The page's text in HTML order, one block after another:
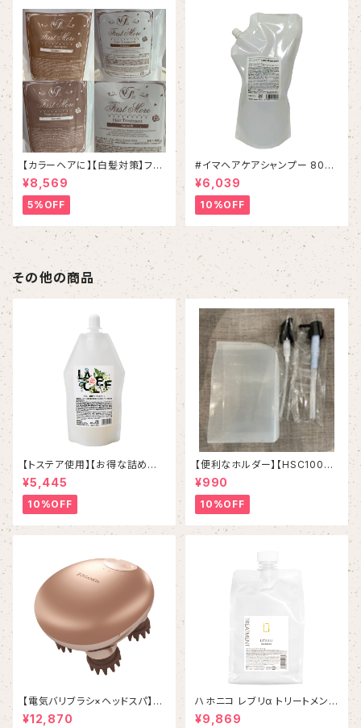
【カラーヘアに】【白髪対策】ファ
ーストモアシャンプー＆トリート
メントSET
¥8,569
5%OFF
#イマヘアケアシャンプー 800
mL リフィル
¥6,039
10%OFF
その他の商品
【トステア使用】【お得な詰め替
え】【プロ用ブローローション】ラ
クレ酸熱トリートメント ¥5,500
税込
¥5,445
10%OFF
【便利なホルダー】【HSC1000
ml &ハホニコレブリ1000ml対
応可能】
¥990
10%OFF
【電気バリブラシ×ヘッドスパ】ゾ
ーガンキンスカルプ
¥12,870
ハホニコ レブリα トリートメント
1000g ￥9,960(税抜)
¥9,869